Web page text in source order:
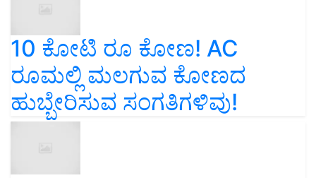
10 ಕೋಟಿ ರೂ ಕೋಣ! AC
ರೂಮಲ್ಲಿ ಮಲಗುವ ಕೋಣದ
ಹುಬ್ಬೇರಿಸುವ ಸಂಗತಿಗಳಿವು!